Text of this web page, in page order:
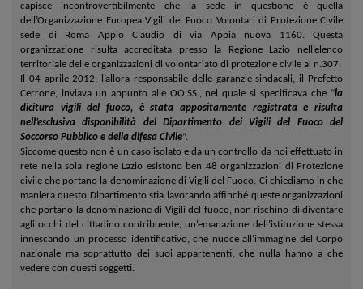
capisce incontrovertibilmente che la sede in questione è quella
dell’Organizzazione Europea Vigili del Fuoco Volontari di Protezione Civile
sede di Roma Appio Claudio di via Appia nuova 1160. Questa
organizzazione risulta accreditata presso la Regione Lazio nell’elenco
territoriale delle organizzazioni di volontariato di protezione civile al n.307.
Il 04 aprile 2012, l’allora responsabile delle garanzie sindacali, il Prefetto
Cerrone, inviava un appunto alle OO.SS., nel quale si specificava che “la
dicitura vigili del fuoco, è stata appositamente registrata e risulta
nell’esclusiva disponibilità del Dipartimento dei Vigili del Fuoco del
Soccorso Pubblico e della difesa Civile”.
Siccome questo non è un caso isolato e da un controllo da noi effettuato in
rete nella sola regione Lazio esistono ben 48 organizzazioni di Protezione
civile che portano la denominazione di Vigili del Fuoco. Ci chiediamo in che
maniera questo Dipartimento stia lavorando affinché queste organizzazioni
che portano la denominazione di Vigili del fuoco, non rischino di diventare
agli occhi del cittadino contribuente, un’emanazione dell’istituzione stessa
innescando un processo identificativo, che nuoce all’immagine del Corpo
nazionale ma soprattutto dei suoi appartenenti, che nulla hanno a che
vedere con questi soggetti.